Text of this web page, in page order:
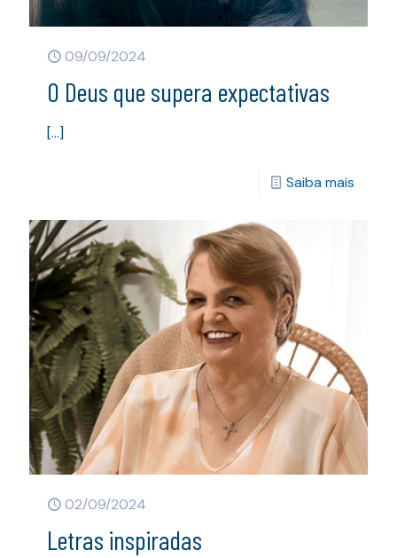
09/09/2024
O Deus que supera expectativas
[…]
Saiba mais
02/09/2024
Letras inspiradas